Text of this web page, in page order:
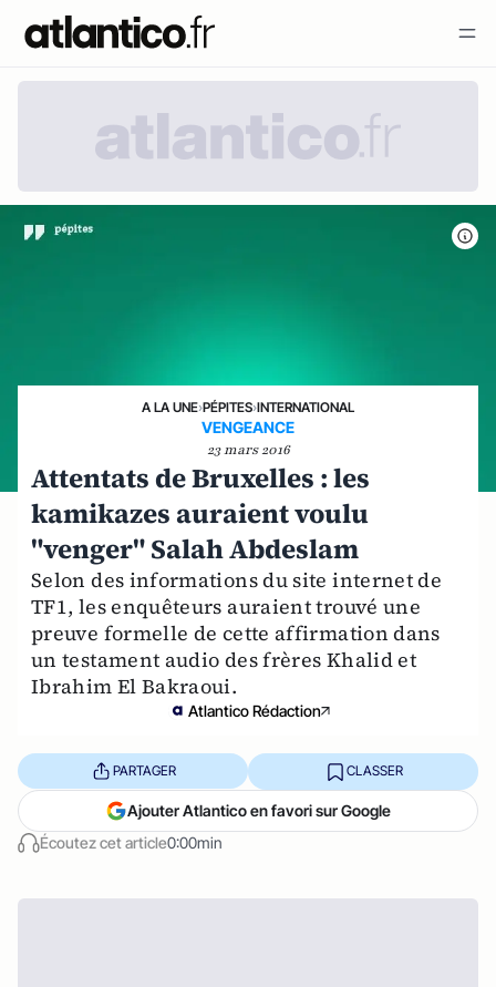
A LA UNE›PÉPITES›INTERNATIONAL
VENGEANCE
23 mars 2016
Attentats de Bruxelles : les
kamikazes auraient voulu
"venger" Salah Abdeslam
Selon des informations du site internet de
TF1, les enquêteurs auraient trouvé une
preuve formelle de cette affirmation dans
un testament audio des frères Khalid et
Ibrahim El Bakraoui.
Atlantico Rédaction
Écoutez cet article0:00min
PARTAGER CLASSER
Ajouter Atlantico en favori sur Google